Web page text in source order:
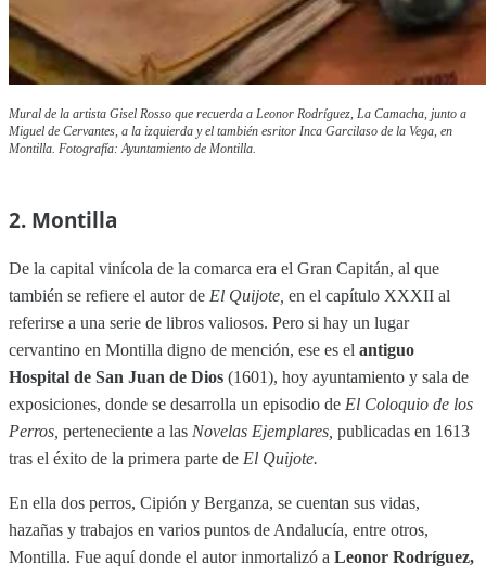
Mural de la artista Gisel Rosso que recuerda a Leonor Rodríguez, La Camacha, junto a
Miguel de Cervantes, a la izquierda y el también esritor Inca Garcilaso de la Vega, en
Montilla. Fotografía: Ayuntamiento de Montilla.
2. Montilla
De la capital vinícola de la comarca era el Gran Capitán, al que
también se refiere el autor de El Quijote, en el capítulo XXXII al
referirse a una serie de libros valiosos. Pero si hay un lugar
cervantino en Montilla digno de mención, ese es el antiguo
Hospital de San Juan de Dios (1601), hoy ayuntamiento y sala de
exposiciones, donde se desarrolla un episodio de El Coloquio de los
Perros, perteneciente a las Novelas Ejemplares, publicadas en 1613
tras el éxito de la primera parte de El Quijote.
En ella dos perros, Cipión y Berganza, se cuentan sus vidas,
hazañas y trabajos en varios puntos de Andalucía, entre otros,
Montilla. Fue aquí donde el autor inmortalizó a Leonor Rodríguez,